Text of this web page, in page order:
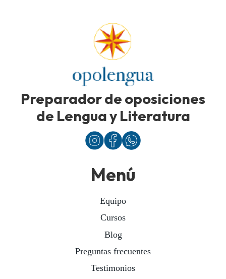
Preparador de oposiciones
de Lengua y Literatura
Menú
Equipo
Cursos
Blog
Preguntas frecuentes
Testimonios